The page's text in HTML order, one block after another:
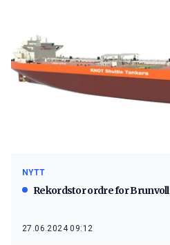
NYTT
Rekordstor ordre for Brunvoll
27.06.2024 09:12